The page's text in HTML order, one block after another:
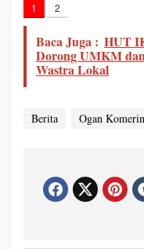
1 2
Baca Juga : HUT
Dorong UMKM
Wastra Lokal
Berita Ogan